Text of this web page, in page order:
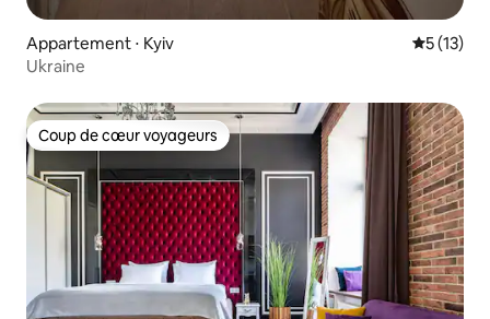
Appartement ⋅ Kyiv
5 (13)
Ukraine
Coup de cœur voyageurs
Coup de cœur voyageurs